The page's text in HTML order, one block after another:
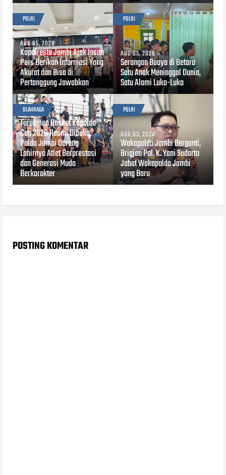
POLRI
AUG 05, 2026
Kapolresta Jambi Ajak Insan
Pers Berikan Informasi Yang
Akurat dan Bisa di
Pertanggung Jawabkan
POLRI
AUG 05, 2026
Serangan Buaya di Betara
Satu Anak Meninggal Dunia,
Satu Alami Luka-Luka
OLAHRAGA
AUG 03, 2026
Turnamen Basket Kapolda
Cup 2026 Resmi Dibuka,
Polda Jambi Dorong
Lahirnya Atlet Berprestasi
dan Generasi Muda
Berkarakter
POLRI
AUG 03, 2026
Wakapolda Jambi Berganti,
Brigjen Pol. K. Yani Sudarto
Jabat Wakapolda Jambi
yang Baru
POSTING KOMENTAR